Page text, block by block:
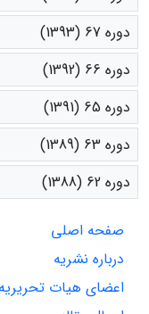
دوره 67 (1393)
دوره 66 (1392)
دوره 65 (1391)
دوره 63 (1389)
دوره 62 (1388)
صفحه اصلی
درباره نشریه
اعضای هیات تحریریه